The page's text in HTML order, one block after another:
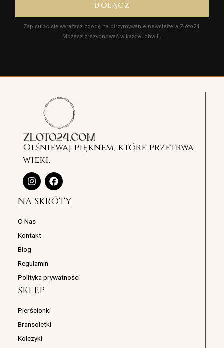
DOŁĄCZ
Zapisując się wyrażasz zgodę na otrzymywanie newslettera Złoto24.
Możesz zrezygnować w każdej chwili.
Olśniewaj pięknem, które przetrwa
wieki.
I
n
t
g
a
F
a
c
e
NA SKRÓTY
O Nas
Kontakt
Blog
Regulamin
Polityka prywatności
SKLEP
Pierścionki
Bransoletki
Kolczyki